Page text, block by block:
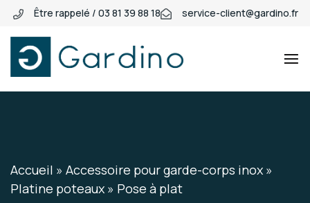
Être rappelé / 03 81 39 88 18 service-client@gardino.fr
Gardino
Gardino
Accueil » Accessoire pour garde-corps inox »
Platine poteaux » Pose à plat